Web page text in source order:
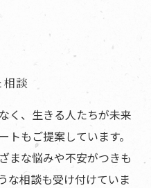
談
く、生きる人たちが未来
トもご提案しています。
まな悩みや不安がつきも
な相談も受け付けていま